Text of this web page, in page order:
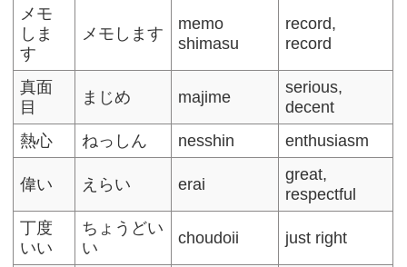
メモ
しま
す
メモします
memo
shimasu
record,
record
真面
目
まじめ majime
serious,
decent
熱心
ねっしん nesshin enthusiasm
偉い えらい erai
great,
respectful
丁度
いい
ちょうどい
い
choudoii just right